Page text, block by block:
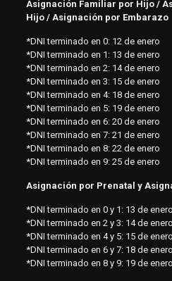
Asignación Familiar por Hijo /
Hijo / Asignación por Embarazo
*DNI terminado en 0: 12 de enero
*DNI terminado en 1: 13 de enero
*DNI terminado en 2: 14 de enero
*DNI terminado en 3: 15 de enero
*DNI terminado en 4: 18 de enero
*DNI terminado en 5: 19 de enero
*DNI terminado en 6: 20 de enero
*DNI terminado en 7: 21 de enero
*DNI terminado en 8: 22 de enero
*DNI terminado en 9: 25 de enero
Asignación por Prenatal y
*DNI terminado en 0 y 1: 13 de enero
*DNI terminado en 2 y 3: 14 de enero
*DNI terminado en 4 y 5: 15 de enero
*DNI terminado en 6 y 7: 18 de enero
*DNI terminado en 8 y 9: 19 de enero